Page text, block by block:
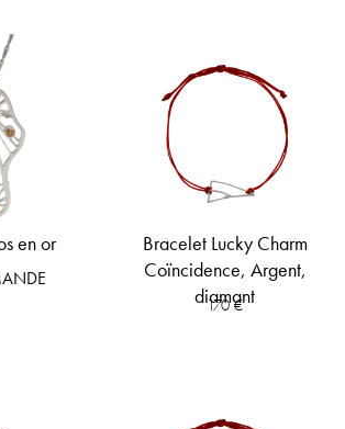
en or
Bracelet Lucky Charm
Coïncidence, Argent,
diamant
170€